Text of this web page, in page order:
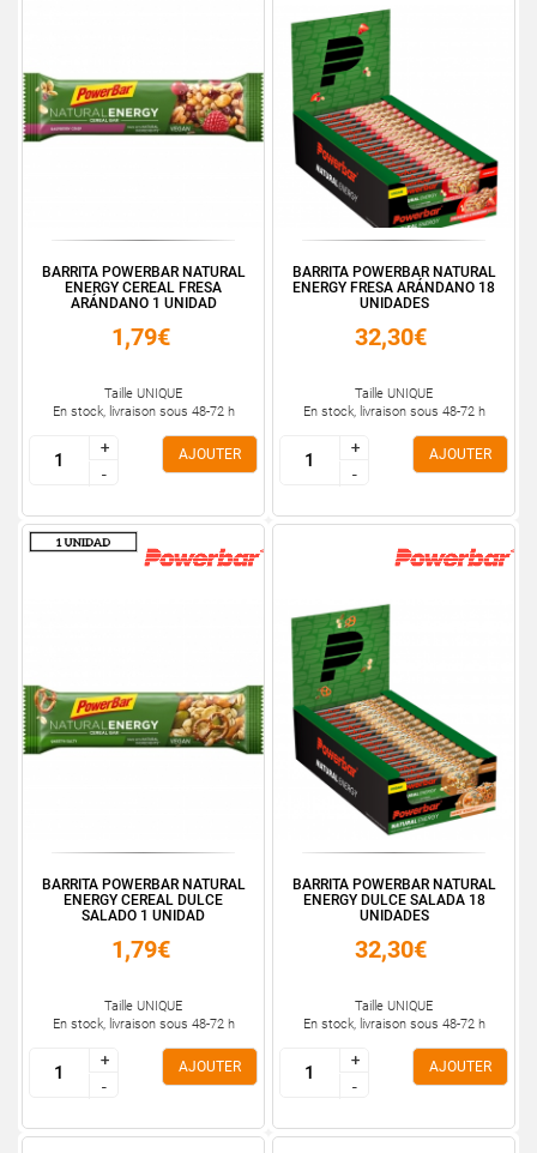
BARRITA POWERBAR NATURAL
ENERGY CEREAL FRESA
ARÁNDANO 1 UNIDAD
1,79€
Taille UNIQUE
En stock, livraison sous 48-72 h
+
-
+
-
AJOUTER
BARRITA POWERBAR NATURAL
ENERGY FRESA ARÁNDANO 18
UNIDADES
32,30€
Taille UNIQUE
En stock, livraison sous 48-72 h
+
-
+
-
AJOUTER
BARRITA POWERBAR NATURAL
ENERGY CEREAL DULCE
SALADO 1 UNIDAD
1,79€
Taille UNIQUE
En stock, livraison sous 48-72 h
+
-
+
-
AJOUTER
BARRITA POWERBAR NATURAL
ENERGY DULCE SALADA 18
UNIDADES
32,30€
Taille UNIQUE
En stock, livraison sous 48-72 h
+
-
+
-
AJOUTER